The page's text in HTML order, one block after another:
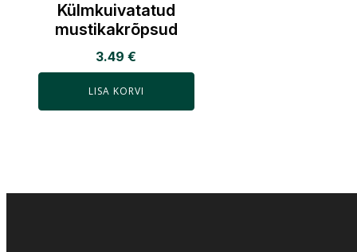
Külmkuivatatud
mustikakrõpsud
3.49€
LISA KORVI